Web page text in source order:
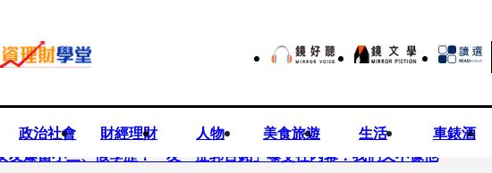
政治社會 財經理財 人物 美食旅遊 生活 車錶酒
友爆當小三、假學歷！ 友「扯郭台銘」曝交往內幕：我們又不像他